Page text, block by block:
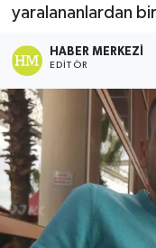
yaralananlardan
HABER MERKEZI
EDITÖR
Gündem
Magazin
Özel Haber
Haber Arşivi